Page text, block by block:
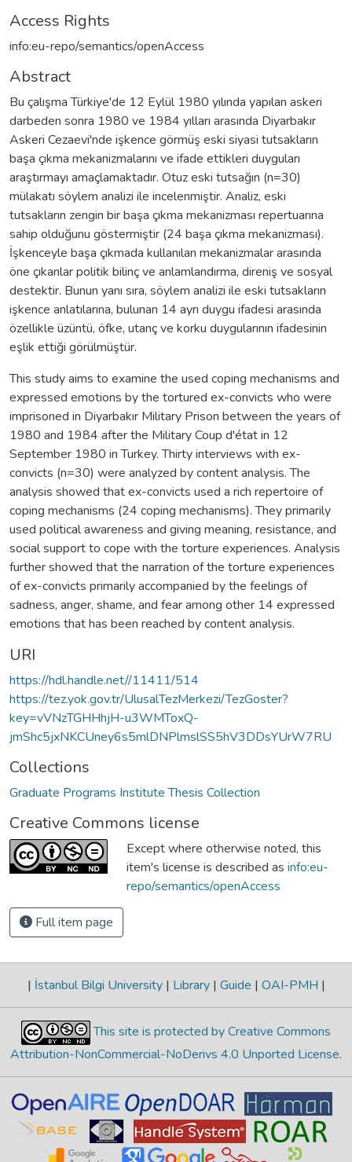
Access Rights
info:eu-repo/semantics/openAccess
Abstract
Bu çalışma Türkiye'de 12 Eylül 1980 yılında yapılan askeri
darbeden sonra 1980 ve 1984 yılları arasında Diyarbakır
Askeri Cezaevi'nde işkence görmüş eski siyasi tutsakların
başa çıkma mekanizmalarını ve ifade ettikleri duyguları
araştırmayı amaçlamaktadır. Otuz eski tutsağın (n=30)
mülakatı söylem analizi ile incelenmiştir. Analiz, eski
tutsakların zengin bir başa çıkma mekanizması repertuarına
sahip olduğunu göstermiştir (24 başa çıkma mekanizması).
İşkenceyle başa çıkmada kullanılan mekanizmalar arasında
öne çıkanlar politik bilinç ve anlamlandırma, direniş ve sosyal
destektir. Bunun yanı sıra, söylem analizi ile eski tutsakların
işkence anlatılarına, bulunan 14 ayrı duygu ifadesi arasında
özellikle üzüntü, öfke, utanç ve korku duygularının ifadesinin
eşlik ettiği görülmüştür.
This study aims to examine the used coping mechanisms and
expressed emotions by the tortured ex-convicts who were
imprisoned in Diyarbakır Military Prison between the years of
1980 and 1984 after the Military Coup d'état in 12
September 1980 in Turkey. Thirty interviews with ex-
convicts (n=30) were analyzed by content analysis. The
analysis showed that ex-convicts used a rich repertoire of
coping mechanisms (24 coping mechanisms). They primarily
used political awareness and giving meaning, resistance, and
social support to cope with the torture experiences. Analysis
further showed that the narration of the torture experiences
of ex-convicts primarily accompanied by the feelings of
sadness, anger, shame, and fear among other 14 expressed
emotions that has been reached by content analysis.
URI
https://hdl.handle.net//11411/514
https://tez.yok.gov.tr/UlusalTezMerkezi/TezGoster?
key=vVNzTGHHhjH-u3WMToxQ-
jmShc5jxNKCUney6s5mlDNPlmslSS5hV3DDsYUrW7RU
Collections
Graduate Programs Institute Thesis Collection
Creative Commons license
Except where otherwise noted, this
item's license is described as info:eu-
repo/semantics/openAccess
Full item page
| İstanbul Bilgi University | Library | Guide | OAI-PMH |
This site is protected by Creative Commons
Attribution-NonCommercial-NoDerivs 4.0 Unported License.